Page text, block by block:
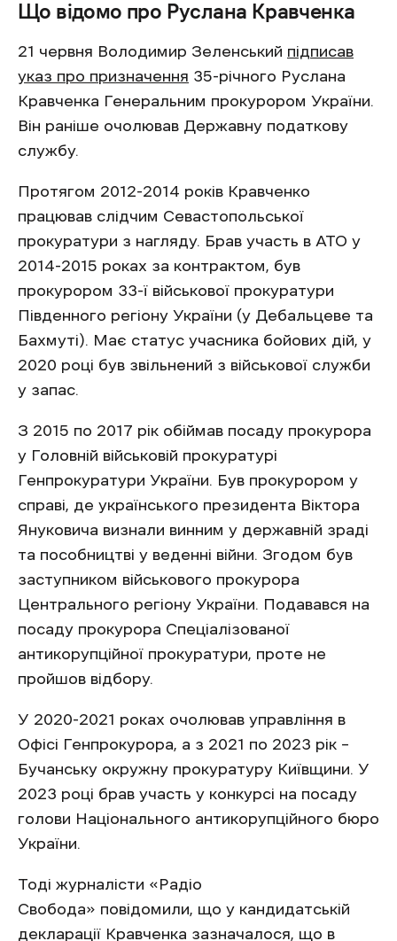
Що відомо про Руслана Кравченка
21 червня Володимир Зеленський підписав
указ про призначення 35-річного Руслана
Кравченка Генеральним прокурором України.
Він раніше очолював Державну податкову
службу.
Протягом 2012-2014 років Кравченко
працював слідчим Севастопольської
прокуратури з нагляду. Брав участь в АТО у
2014-2015 роках за контрактом, був
прокурором 33-ї військової прокуратури
Південного регіону України (у Дебальцеве та
Бахмуті). Має статус учасника бойових дій, у
2020 році був звільнений з військової служби
у запас.
З 2015 по 2017 рік обіймав посаду прокурора
у Головній військовій прокуратурі
Генпрокуратури України. Був прокурором у
справі, де українського президента Віктора
Януковича визнали винним у державній зраді
та пособництві у веденні війни. Згодом був
заступником військового прокурора
Центрального регіону України. Подавався на
посаду прокурора Спеціалізованої
антикорупційної прокуратури, проте не
пройшов відбору.
У 2020-2021 роках очолював управління в
Офісі Генпрокурора, а з 2021 по 2023 рік –
Бучанську окружну прокуратуру Київщини. У
2023 році брав участь у конкурсі на посаду
голови Національного антикорупційного бюро
України.
Тоді журналісти «Радіо
Свобода» повідомили, що у кандидатській
декларації Кравченка зазначалося, що в